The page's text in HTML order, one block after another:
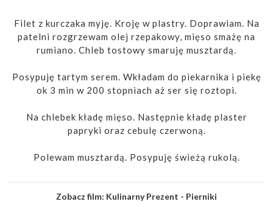
Filet z kurczaka myję. Kroję w plastry. Doprawiam. Na
patelni rozgrzewam olej rzepakowy, mięso smażę na
rumiano. Chleb tostowy smaruję musztardą.
Posypuję tartym serem. Wkładam do piekarnika i piekę
ok 3 min w 200 stopniach aż ser się roztopi.
Na chlebek kładę mięso. Następnie kładę plaster
papryki oraz cebulę czerwoną.
Polewam musztardą. Posypuję świeżą rukolą.
Zobacz film: Kulinarny Prezent - Pierniki